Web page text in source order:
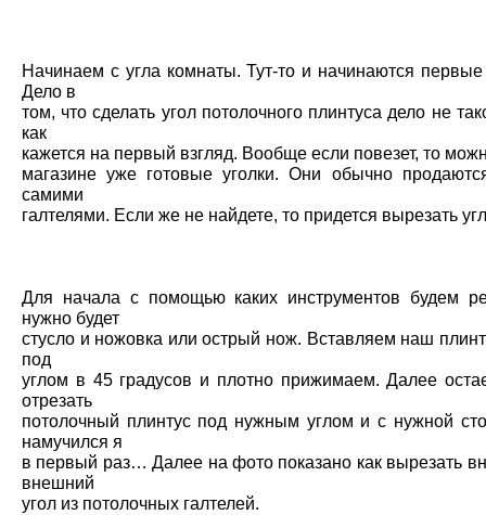
Начинаем с угла комнаты. Тут-то и начинаются
Дело в
том, что сделать угол потолочного плинтуса дело не
как
кажется на первый взгляд. Вообще если повезет, то
магазине уже готовые уголки. Они обычно
самими
галтелями. Если же не найдете, то придется вырезать
Для начала с помощью каких инструментов будем
нужно будет
стусло и ножовка или острый нож. Вставляем наш
под
углом в 45 градусов и плотно прижимаем. Далее
отрезать
потолочный плинтус под нужным углом и с нужной
намучился я
в первый раз… Далее на фото показано как вырезать
внешний
угол из потолочных галтелей.